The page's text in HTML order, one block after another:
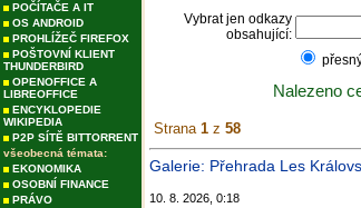
POČÍTAČE A IT
OS ANDROID
PROHLÍŽEČ FIREFOX
POŠTOVNÍ KLIENT
THUNDERBIRD
OPENOFFICE A
LIBREOFFICE
ENCYKLOPEDIE
WIKIPEDIA
P2P SÍTĚ BITTORRENT
všeobecná témata:
EKONOMIKA
OSOBNÍ FINANCE
PRÁVO
Vybrat jen odkazy
obsahující:
Nalezeno
Strana 1 z 58
Galerie: Přehrada Les
10. 8. 2026, 0:18